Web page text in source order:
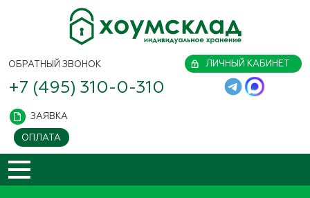
ОБРАТНЫЙ ЗВОНОК
+7 (495) 310-0-310
ЛИЧНЫЙ КАБИНЕТ
ЗАЯВКА
ОПЛАТА